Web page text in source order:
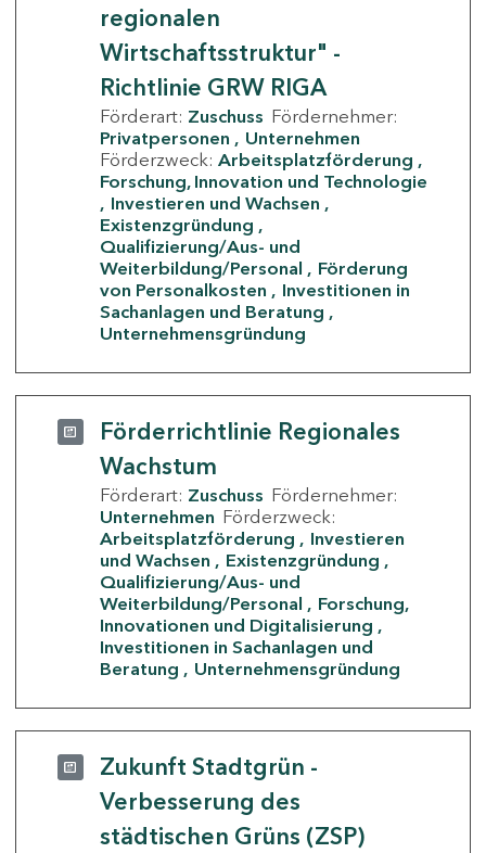
regionalen
Wirtschaftsstruktur" -
Richtlinie GRW RIGA
Förderart: Zuschuss Fördernehmer:
Privatpersonen
Unternehmen
Förderzweck: Arbeitsplatzförderung
Forschung, Innovation und Technologie
Investieren und Wachsen
Existenzgründung
Qualifizierung/Aus- und
Weiterbildung/Personal
Förderung
von Personalkosten
Investitionen in
Sachanlagen und Beratung
Unternehmensgründung
Förderrichtlinie Regionales
Wachstum
Förderart: Zuschuss Fördernehmer:
Unternehmen Förderzweck:
Arbeitsplatzförderung
Investieren
und Wachsen
Existenzgründung
Qualifizierung/Aus- und
Weiterbildung/Personal
Forschung,
Innovationen und Digitalisierung
Investitionen in Sachanlagen und
Beratung
Unternehmensgründung
Zukunft Stadtgrün -
Verbesserung des
städtischen Grüns (ZSP)